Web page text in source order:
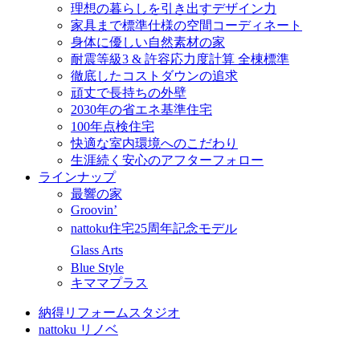
理想の暮らしを引き出すデザイン力
家具まで標準仕様の空間コーディネート
身体に優しい自然素材の家
耐震等級3 & 許容応力度計算 全棟標準
徹底したコストダウンの追求
頑丈で長持ちの外壁
2030年の省エネ基準住宅
100年点検住宅
快適な室内環境へのこだわり
生涯続く安心のアフターフォロー
ラインナップ
最響の家
Groovin’
nattoku住宅25周年記念モデル
Glass Arts
Blue Style
キママプラス
納得リフォームスタジオ
nattoku リノベ